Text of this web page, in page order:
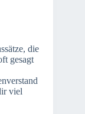
die
gesagt
viel